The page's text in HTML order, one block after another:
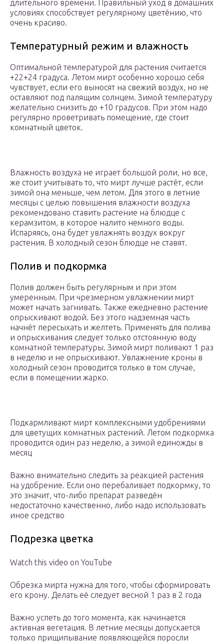
длительного времени. Правильный уход в домашних
условиях способствует регулярному цветёнию, что
очень красиво.
Температурный режим и влажность
Оптимальной температурой для растения считается
+22+24 градуса. Летом мирт особенно хорошо себя
чувствует, если его выносят на свежий воздух, но не
оставляют под палящим солнцем. Зимой температуру
желательно снизить до +10 градусов. При этом надо
регулярно проветривать помещение, где стоит
комнатный цветок.
Влажность воздуха не играет большой роли, но все,
же стоит учитывать то, что мирт лучше растёт, если
зимой она меньше, чем летом. Для этого в летние
месяцы с целью повышения влажности воздуха
рекомендовано ставить растение на блюдце с
керамзитом, в которое налито немного воды.
Испаряясь, она будет увлажнять воздух вокруг
растения. В холодный сезон блюдце не ставят.
Полив и подкормка
Полив должен быть регулярным и при этом
умеренным. При чрезмерном увлажнении мирт
может начать загнивать. Также ежедневно растение
опрыскивают водой. Без этого надземная часть
начнёт пересыхать и желтеть. Применять для полива
и опрыскивания следует только отстоянную воду
комнатной температуры. Зимой мирт поливают 1 раз
в неделю и не опрыскивают. Увлажнение кроны в
холодный сезон проводится только в том случае,
если в помещении жарко.
Подкармливают мирт комплексными удобрениями
для цветущих комнатных растений. Летом подкормка
проводится один раз неделю, а зимой единожды в
месяц
Важно внимательно следить за реакцией растения
на удобрение. Если оно перебаливает подкормку, то
это значит, что-либо препарат разведён
недостаточно качественно, либо надо использовать
иное средство
Подрезка цветка
Watch this video on YouTube
Обрезка мирта нужна для того, чтобы сформировать
его крону. Делать её следует весной 1 раз в 2 года
Важно успеть до того момента, как начинается
активная вегетация. В летние месяцы допускается
только прищипывание появляющейся поросли